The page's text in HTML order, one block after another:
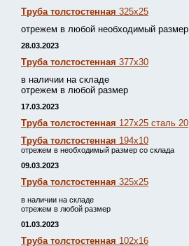
Труба толстостенная 325х25
отрежем в любой необходимый размер
28.03.2023
Труба толстостенная 377х30
в наличии на складе
отрежем в любой размер
17.03.2023
Труба толстостенная 127х25 сталь 20
Труба толстостенная 194х10
отрежем в необходимый размер со склада
09.03.2023
Труба толстостенная 325х25
в наличии на складе
отрежем в любой размер
01.03.2023
Труба толстостенная 102х16